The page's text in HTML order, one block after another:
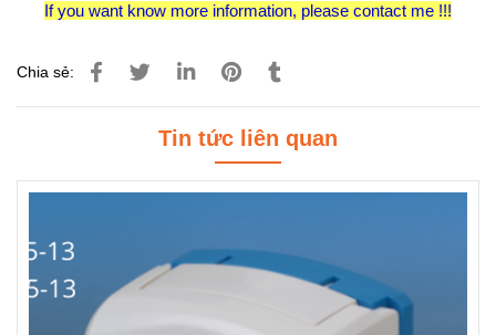
If you want know more information, please contact me !!!
Chia sẻ:
Tin tức liên quan